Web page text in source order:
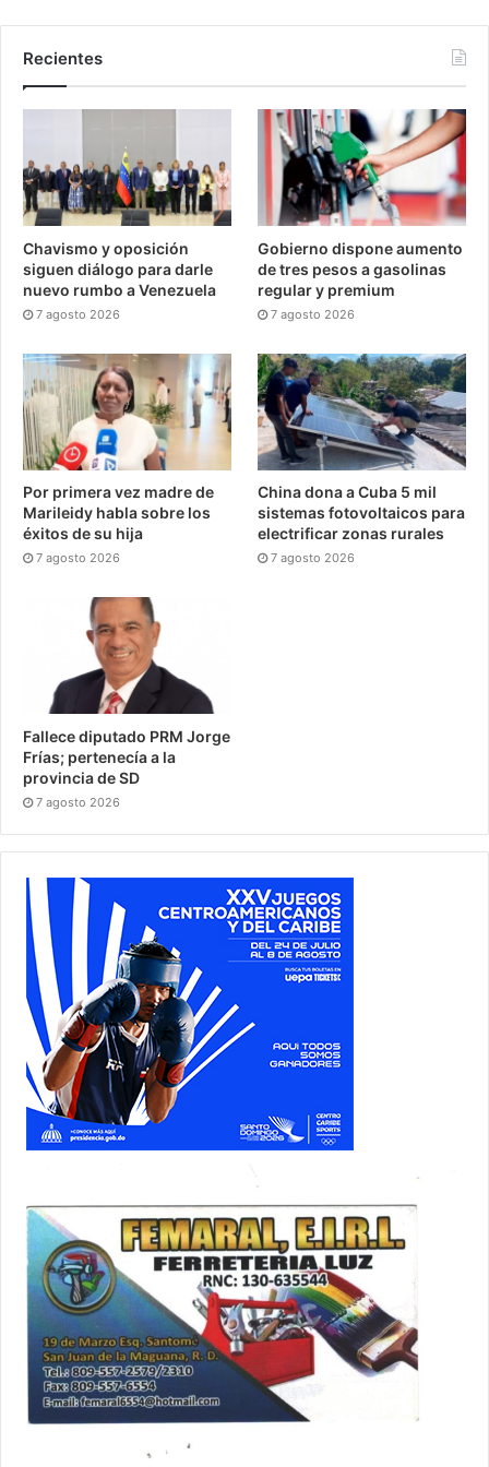
Recientes
Chavismo y oposición
siguen diálogo para darle
nuevo rumbo a Venezuela
7 agosto 2026
Gobierno dispone aumento
de tres pesos a gasolinas
regular y premium
7 agosto 2026
Por primera vez madre de
Marileidy habla sobre los
éxitos de su hija
7 agosto 2026
China dona a Cuba 5 mil
sistemas fotovoltaicos para
electrificar zonas rurales
7 agosto 2026
Fallece diputado PRM Jorge
Frías; pertenecía a la
provincia de SD
7 agosto 2026